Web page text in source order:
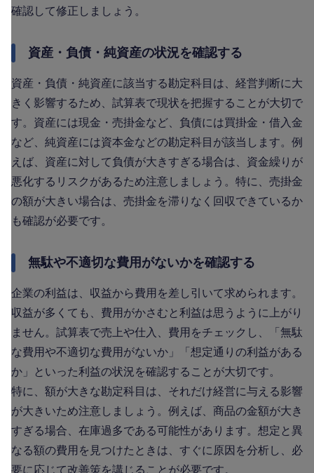
確認して修正しましょう。
資産・負債・純資産の状況を確認する
資産・負債・純資産に該当する勘定科目は、経営判断に大
きく影響するため、試算表で現状を把握することが大切で
す。資産には現金・売掛金など、負債には買掛金・借入金
など、純資産には資本金などの勘定科目が該当します。例
えば、資産に対して負債が大きすぎる場合は、資金繰りが
悪化するリスクがあるため注意しましょう。特に、売掛金
の額が大きい場合は、売掛金を滞りなく回収できているか
も確認が必要です。
無駄や不適切な費用がないかを確認する
企業の利益は、収益から費用を差し引いて求められます。
収益が多くても、費用がかさむと利益は思うように上がり
ません。試算表で売上や仕入、費用をチェックし、「無駄
な費用や不適切な費用がないか」「想定通りの利益がある
か」といった利益の状況を確認することが大切です。
特に、額が大きな勘定科目は、それだけ経営に与える影響
が大きいため注意しましょう。例えば、商品の金額が大き
すぎる場合、在庫過多である可能性があります。想定と異
なる額の費用を見つけたときは、すぐに原因を分析し、必
要に応じて改善策を講じることが必要です。